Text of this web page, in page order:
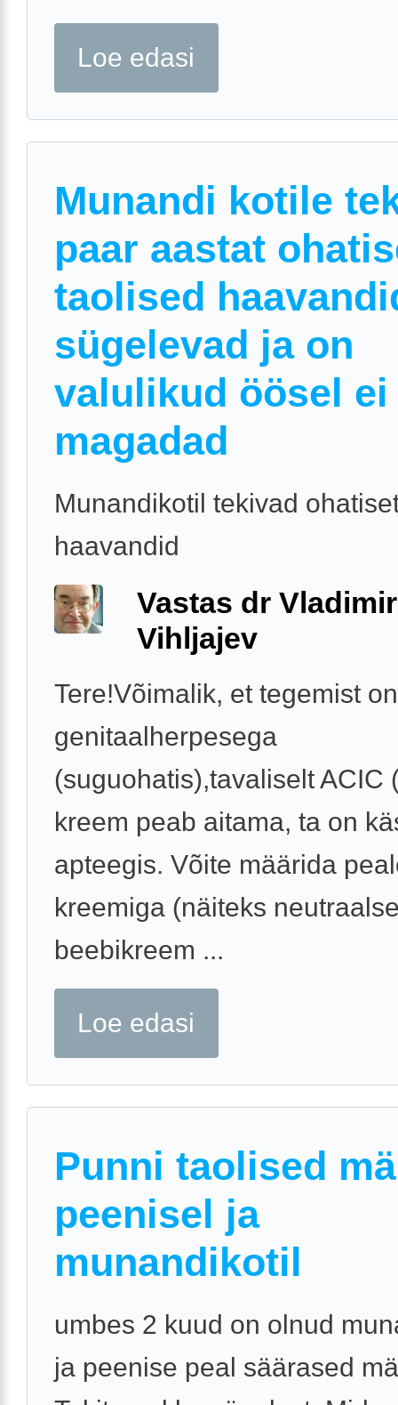
Loe edasi
Munandi kotile
paar aastat
taolised
sügelevad ja on
valulikud öösel ei
magadad
Munandikotil tekivad
haavandid
Vastas dr Vladimir
Vihljajev
Tere!Võimalik, et tegemist on
genitaalherpesega
(suguohatis),tavaliselt ACIC
kreem peab aitama, ta on
apteegis. Võite määrida
kreemiga (näiteks
beebikreem ...
Loe edasi
Punni taolised
peenisel ja
munandikotil
umbes 2 kuud on olnud
ja peenise peal säärased